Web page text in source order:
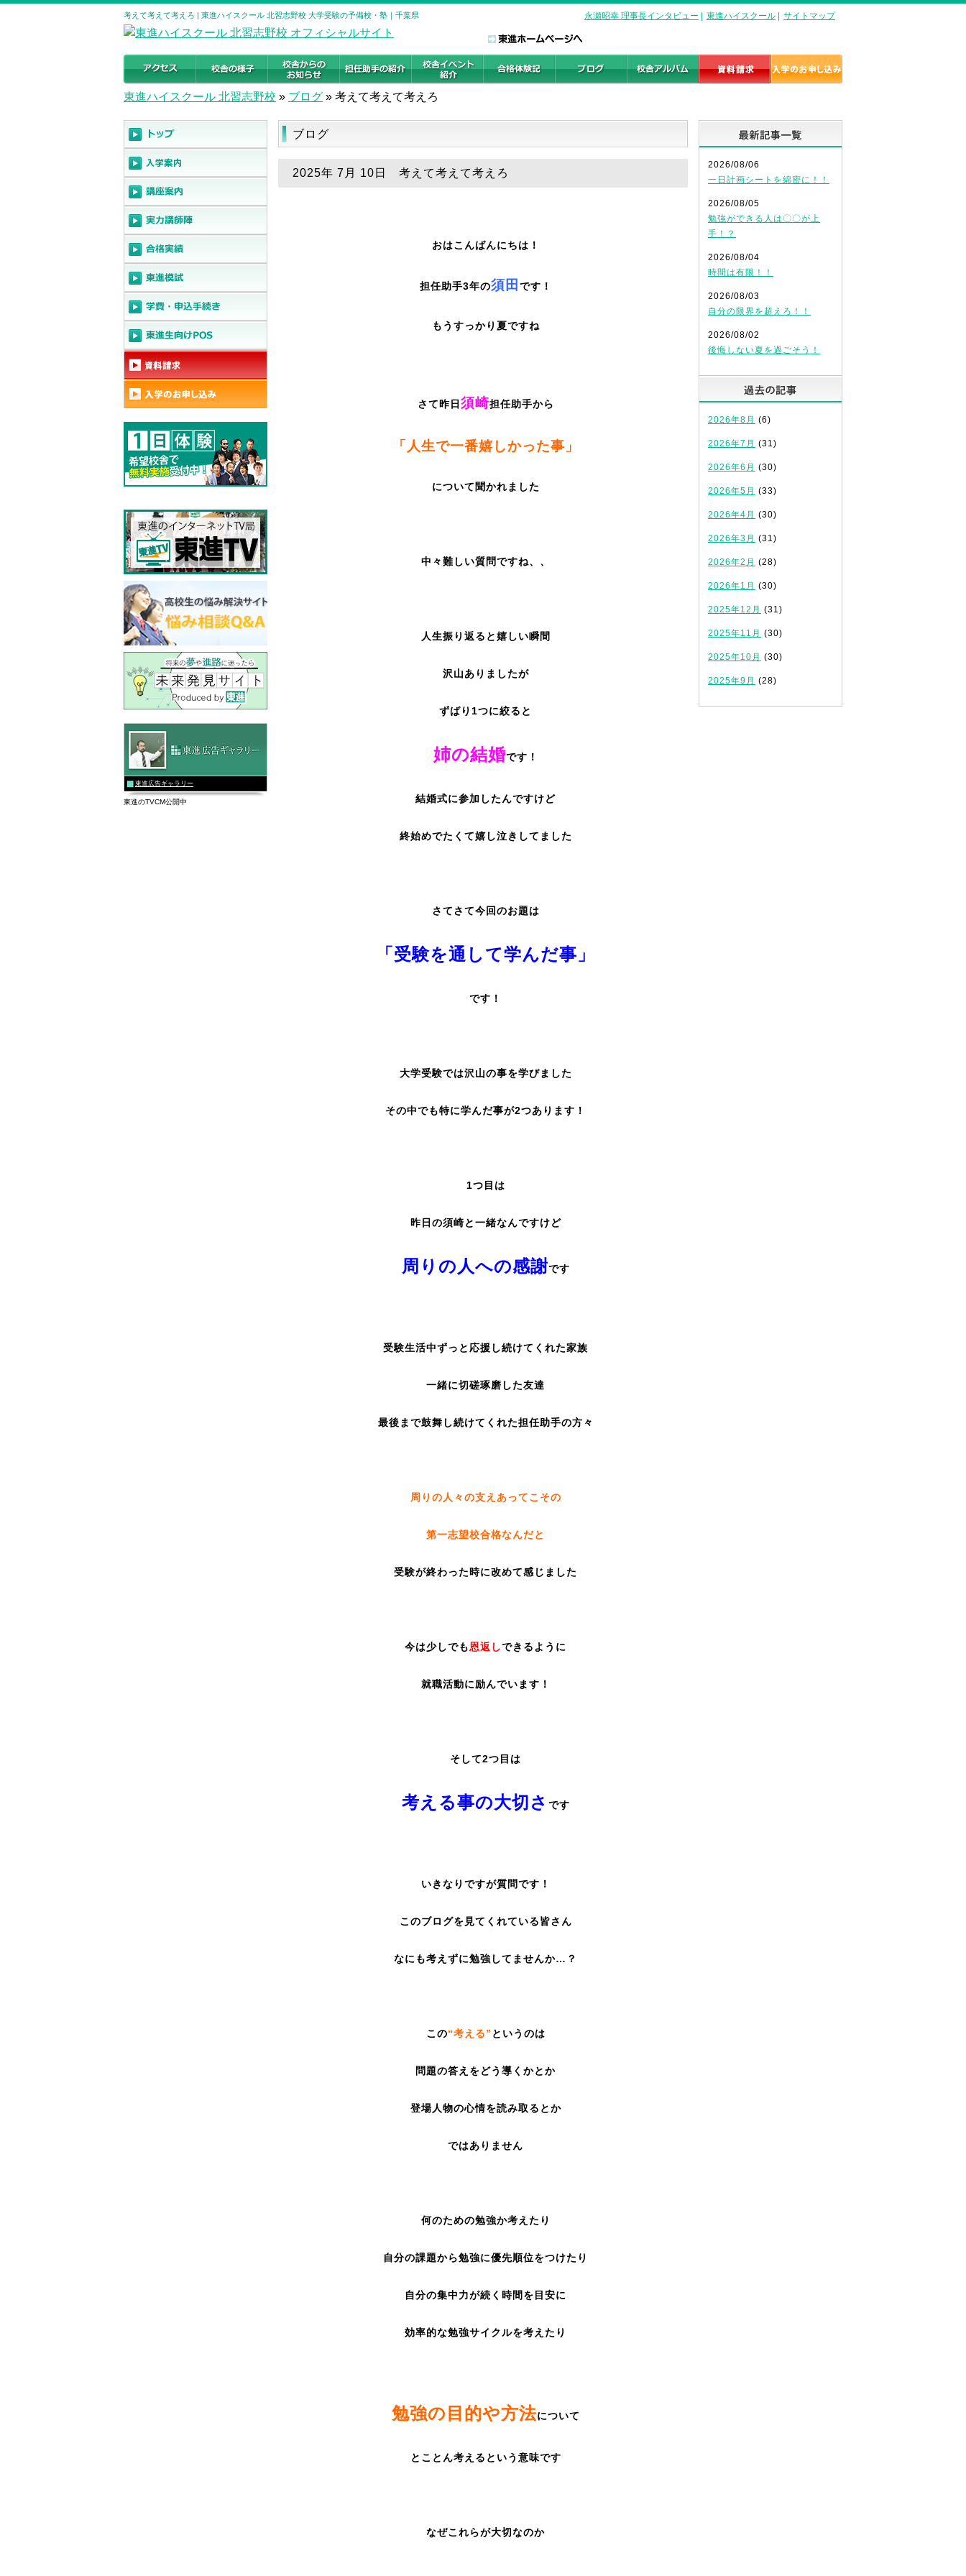
考えて考えて考えろ | 東進ハイスクール 北習志野校 大学受験の予備校・塾｜千葉県 永瀬昭幸 理事長インタビュー 東進ハイスクール サイトマップ
東進ハイスクール 北習志野校 » ブログ » 考えて考えて考えろ
ブログ
2025年 7月 10日 考えて考えて考えろ
おはこんばんにちは！
担任助手3年の須田 です！
もうすっかり夏ですね
さて昨日 須崎担任助手から
「人生で一番嬉しかった事」
について聞かれました
中々難しい質問ですね、、
人生振り返ると嬉しい瞬間
沢山ありましたが
ずばり1つに絞ると
姉の結婚です！
結婚式に参加したんですけど
終始めでたくて嬉し泣きしてました
さてさて今回のお題は
「受験を通して学んだ事」
です！
大学受験では沢山の事を学びました
その中でも特に学んだ事が2つあります！
1つ目は
昨日の須崎と一緒なんですけど
周りの人への感謝です
受験生活中ずっと応援し続けてくれた家族
一緒に切磋琢磨した友達
最後まで鼓舞し続けてくれた担任助手の方々
周りの人々の支えあってこその
第一志望校合格なんだと
受験が終わった時に改めて感じました
今は少しでも恩返しできるように
就職活動に励んでいます！
そして2つ目は
考える事の大切さ です
いきなりですが質問です！
このブログを見てくれている皆さん
なにも考えずに勉強してませんか…？
この“考える” というのは
問題の答えをどう導くかとか
登場人物の心情を読み取るとか
ではありません
何のための勉強か考えたり
自分の課題から勉強に優先順位をつけたり
自分の集中力が続く時間を目安に
効率的な勉強サイクルを考えたり
勉強の目的や方法について
とことん考えるという意味です
なぜこれらが大切なのか
2026/08/06
一日計画シートを綿密に！！
2026/08/05
勉強ができる人は〇〇が上
手！？
2026/08/04
時間は有限！！
2026/08/03
自分の限界を超えろ！！
2026/08/02
後悔しない夏を過ごそう！
2026年8月 (6)
2026年7月 (31)
2026年6月 (30)
2026年5月 (33)
2026年4月 (30)
2026年3月 (31)
2026年2月 (28)
2026年1月 (30)
2025年12月 (31)
2025年11月 (30)
2025年10月 (30)
2025年9月 (28)
東進広告ギャラリー
東進のTVCM公開中